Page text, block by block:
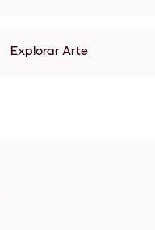
Explorar Arte